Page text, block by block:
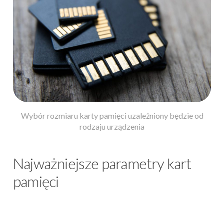
Wybór rozmiaru karty pamięci uzależniony będzie od
rodzaju urządzenia
Najważniejsze parametry kart
pamięci